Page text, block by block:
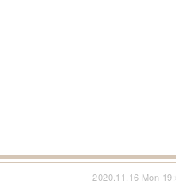
2020.11.16 Mon